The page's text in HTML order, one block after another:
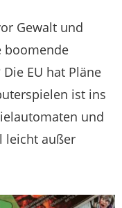
Gewalt und
boomende
EU hat Pläne
ist ins
und
leicht außer